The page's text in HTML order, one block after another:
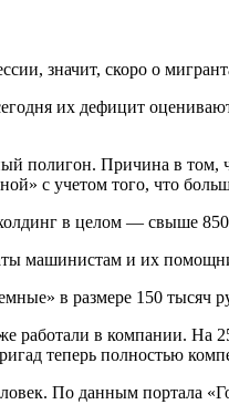
их дефицит
полигон. Причина в том,
с учетом того, что
в целом — свыше
машинистам и их
в размере 150 тысяч
работали в компании.
теперь полностью
По данным портала